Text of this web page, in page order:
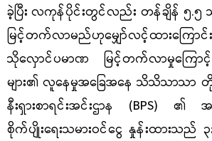
ခဲ့ပြီး လကုန်ပိုင်းတွင်လည်း တန်ချိန်
မြင့်တက်လာမည်ဟုမျှော်လင့်ထားကြ
သိုလှောင်ပမာဏ မြင့်တက်လာမှုကြောင့်
များ၏ လူနေမှုအခြေအနေ သိသိသာသာ
နီးရှားစာရင်းအင်းဌာန (BPS) ၏
စိုက်ပျိုးရေးသမားဝင်ငွေ နှုန်းထားသည်